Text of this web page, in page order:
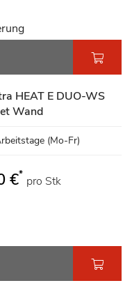
HEAT E DUO-WS
Wand
(Mo-Fr)
€* pro Stk